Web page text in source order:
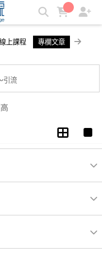
上課程 專欄文章
引流